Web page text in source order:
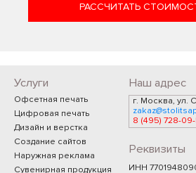
РАССЧИТАТЬ
Услуги
Офсетная печать
Цифровая печать
Дизайн и верстка
Создание сайтов
Наружная реклама
Сувенирная продукция
Наш адрес
г. Москва, ул.
8 (495) 728-
Реквизиты
ИНН